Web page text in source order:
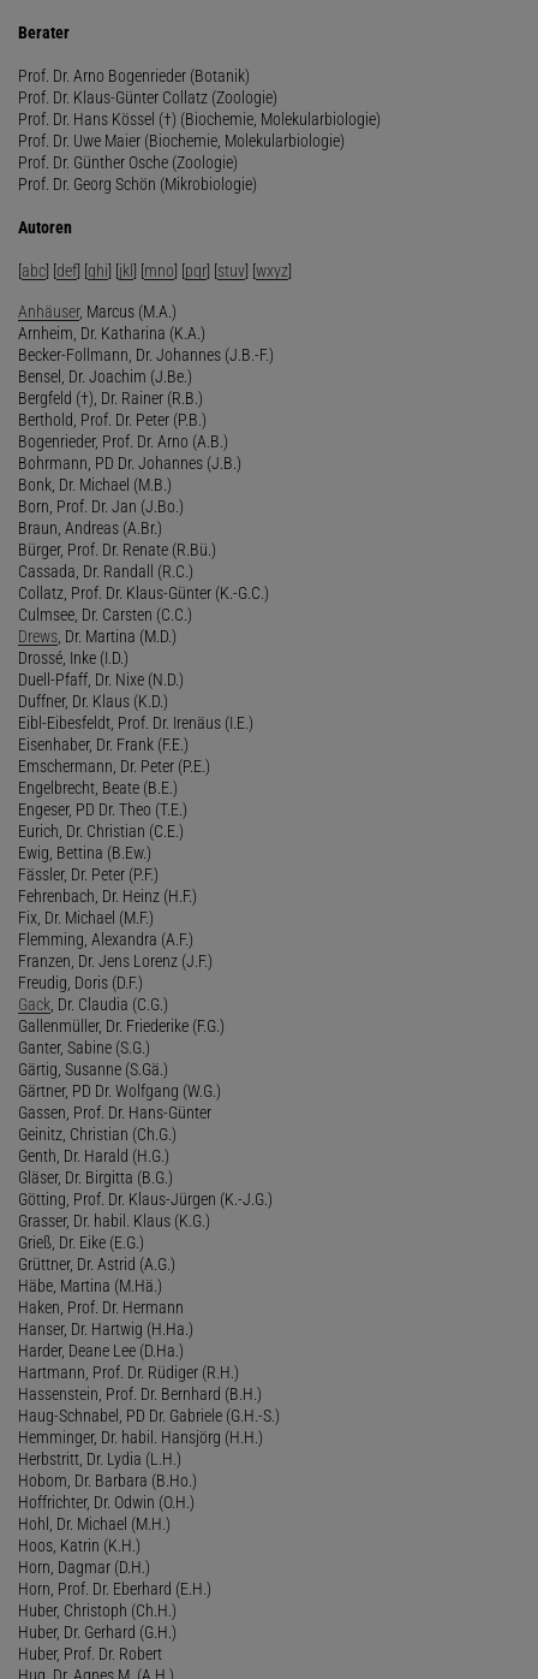
Berater
Prof. Dr. Arno Bogenrieder (Botanik)
Prof. Dr. Klaus-Günter Collatz (Zoologie)
Prof. Dr. Hans Kössel (†) (Biochemie, Molekularbiologie)
Prof. Dr. Uwe Maier (Biochemie, Molekularbiologie)
Prof. Dr. Günther Osche (Zoologie)
Prof. Dr. Georg Schön (Mikrobiologie)
Autoren
[abc] [def] [ghi] [jkl] [mno] [pqr] [stuv] [wxyz]
Anhäuser, Marcus (M.A.)
Arnheim, Dr. Katharina (K.A.)
Becker-Follmann, Dr. Johannes (J.B.-F.)
Bensel, Dr. Joachim (J.Be.)
Bergfeld (†), Dr. Rainer (R.B.)
Berthold, Prof. Dr. Peter (P.B.)
Bogenrieder, Prof. Dr. Arno (A.B.)
Bohrmann, PD Dr. Johannes (J.B.)
Bonk, Dr. Michael (M.B.)
Born, Prof. Dr. Jan (J.Bo.)
Braun, Andreas (A.Br.)
Bürger, Prof. Dr. Renate (R.Bü.)
Cassada, Dr. Randall (R.C.)
Collatz, Prof. Dr. Klaus-Günter (K.-G.C.)
Culmsee, Dr. Carsten (C.C.)
Drews , Dr. Martina (M.D.)
Drossé, Inke (I.D.)
Duell-Pfaff, Dr. Nixe (N.D.)
Duffner, Dr. Klaus (K.D.)
Eibl-Eibesfeldt, Prof. Dr. Irenäus (I.E.)
Eisenhaber, Dr. Frank (F.E.)
Emschermann, Dr. Peter (P.E.)
Engelbrecht, Beate (B.E.)
Engeser, PD Dr. Theo (T.E.)
Eurich, Dr. Christian (C.E.)
Ewig, Bettina (B.Ew.)
Fässler, Dr. Peter (P.F.)
Fehrenbach, Dr. Heinz (H.F.)
Fix, Dr. Michael (M.F.)
Flemming, Alexandra (A.F.)
Franzen, Dr. Jens Lorenz (J.F.)
Freudig, Doris (D.F.)
Gack , Dr. Claudia (C.G.)
Gallenmüller, Dr. Friederike (F.G.)
Ganter, Sabine (S.G.)
Gärtig, Susanne (S.Gä.)
Gärtner, PD Dr. Wolfgang (W.G.)
Gassen, Prof. Dr. Hans-Günter
Geinitz, Christian (Ch.G.)
Genth, Dr. Harald (H.G.)
Gläser, Dr. Birgitta (B.G.)
Götting, Prof. Dr. Klaus-Jürgen (K.-J.G.)
Grasser, Dr. habil. Klaus (K.G.)
Grieß, Dr. Eike (E.G.)
Grüttner, Dr. Astrid (A.G.)
Häbe, Martina (M.Hä.)
Haken, Prof. Dr. Hermann
Hanser, Dr. Hartwig (H.Ha.)
Harder, Deane Lee (D.Ha.)
Hartmann, Prof. Dr. Rüdiger (R.H.)
Hassenstein, Prof. Dr. Bernhard (B.H.)
Haug-Schnabel, PD Dr. Gabriele (G.H.-S.)
Hemminger, Dr. habil. Hansjörg (H.H.)
Herbstritt, Dr. Lydia (L.H.)
Hobom, Dr. Barbara (B.Ho.)
Hoffrichter, Dr. Odwin (O.H.)
Hohl, Dr. Michael (M.H.)
Hoos, Katrin (K.H.)
Horn, Dagmar (D.H.)
Horn, Prof. Dr. Eberhard (E.H.)
Huber, Christoph (Ch.H.)
Huber, Dr. Gerhard (G.H.)
Huber, Prof. Dr. Robert
Hug, Dr. Agnes M. (A.H.)